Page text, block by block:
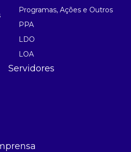
Programas, Ações e Outros
PPA
LDO
LOA
Servidores